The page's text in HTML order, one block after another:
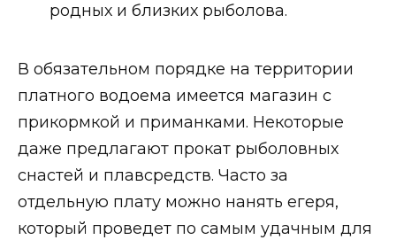
родных и близких рыболова.
В обязательном порядке на территории
платного водоема имеется магазин с
прикормкой и приманками. Некоторые
даже предлагают прокат рыболовных
снастей и плавсредств. Часто за
отдельную плату можно нанять егеря,
который проведет по самым удачным для